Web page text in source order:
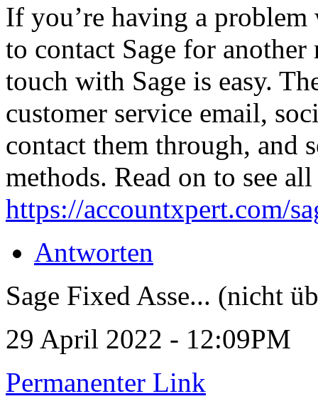
If you’re having a
to contact Sage for
touch with Sage is easy.
customer service email,
contact them through, and
methods. Read on to see
https://accountxpert.com/
Antworten
Sage Fixed Asse... (nicht
29 April 2022 - 12:09PM
Permanenter Link